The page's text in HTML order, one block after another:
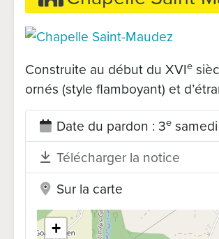
Construite au début du XVIe
ornés (style flamboyant) et
Date du pardon : 3e
Télécharger la notice
Sur la carte
+